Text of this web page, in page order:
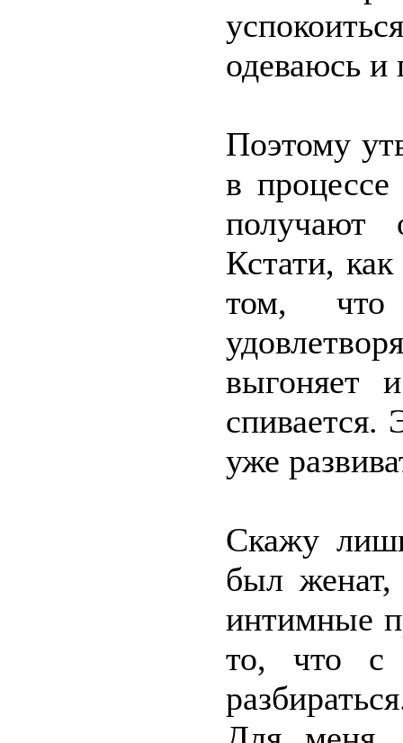
одеваюсь
Поэтому
в процессе
получают
Кстати,
том, что
выгоняет
спивается.
уже
Скажу
был женат,
интимные
то, что с